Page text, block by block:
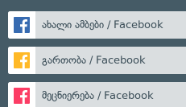
ახალი ამბები / Facebook
გართობა / Facebook
მეცნიერება / Facebook